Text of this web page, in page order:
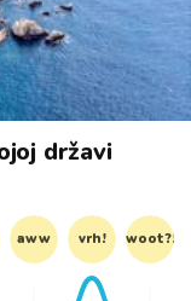
državi
aww vrh! woot?!